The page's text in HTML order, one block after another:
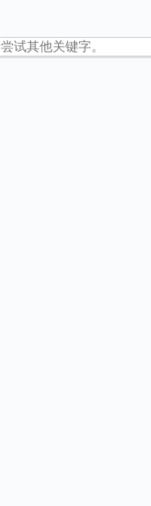
试其他关键字。